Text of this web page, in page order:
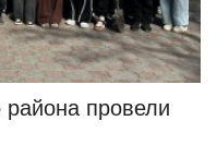
провели